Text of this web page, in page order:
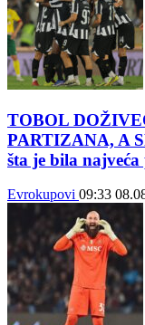
TOBOL
PARTIZANA, A
šta je bila
Evrokupovi 09:33